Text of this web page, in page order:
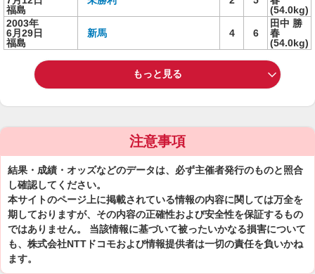
福島
(54.0kg)
2003年
6月29日
福島
新馬 4 6
田中 勝
春
(54.0kg)
もっと見る
注意事項
結果・成績・オッズなどのデータは、必ず主催者発行のものと照合
し確認してください。
本サイトのページ上に掲載されている情報の内容に関しては万全を
期しておりますが、その内容の正確性および安全性を保証するもの
ではありません。 当該情報に基づいて被ったいかなる損害について
も、株式会社NTTドコモおよび情報提供者は一切の責任を負いかね
ます。